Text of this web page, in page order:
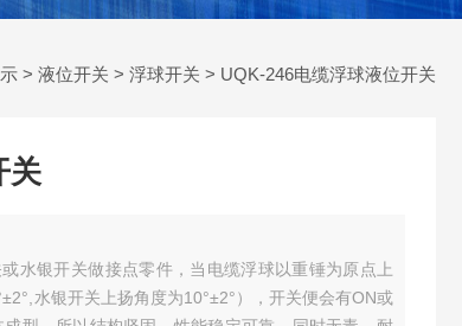
> 液位开关 > 浮球开关 > UQK-246电缆浮球液位开关
关
水银开关做接点零件，当电缆浮球以重锤为原点上
水银开关上扬角度为10°±2°），开关便会有ON或